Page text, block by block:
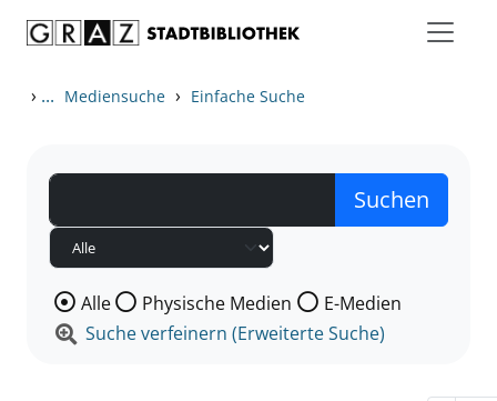
› ... Mediensuche › Einfache Suche
Wählen Sie die Medienart nach der Sie suchen wollen.
Alle Physische Medien
E-Medien
Suche verfeinern (Erweiterte Suche)